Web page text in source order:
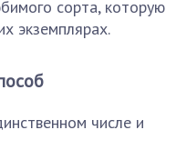
сорта, которую
экземплярах.
числе и